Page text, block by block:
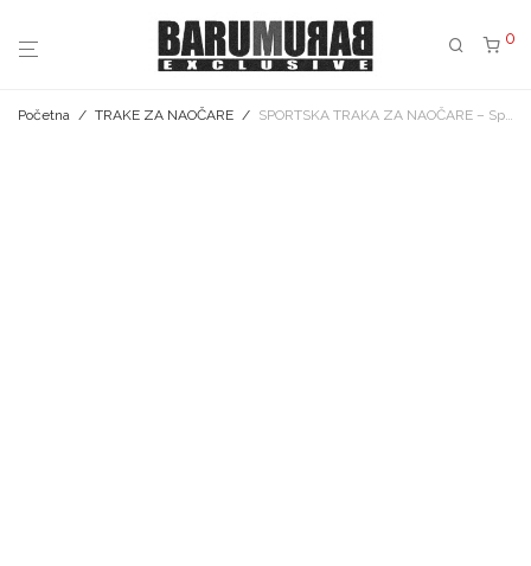
0
Početna / TRAKE ZA NAOČARE / SPORTSKA TRAKA ZA NAOČARE – Spark Snake